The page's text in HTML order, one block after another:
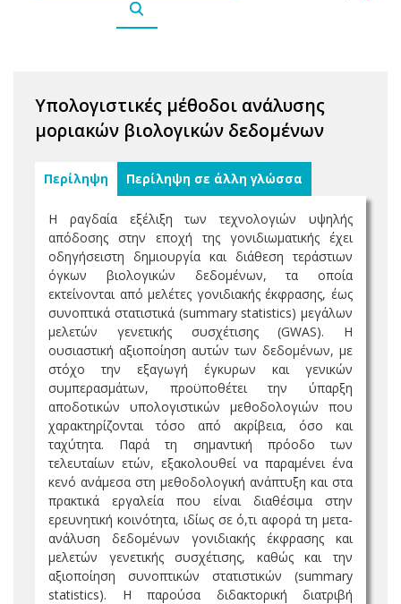
Υπολογιστικές μέθοδοι ανάλυσης
μοριακών βιολογικών δεδομένων
Περίληψη Περίληψη σε άλλη γλώσσα
Η ραγδαία εξέλιξη των τεχνολογιών υψηλής
απόδοσης στην εποχή της γονιδιωματικής έχει
οδηγήσειστη δημιουργία και διάθεση τεράστιων
όγκων βιολογικών δεδομένων, τα οποία
εκτείνονται από μελέτες γονιδιακής έκφρασης, έως
συνοπτικά στατιστικά (summary statistics) μεγάλων
μελετών γενετικής συσχέτισης (GWAS). Η
ουσιαστική αξιοποίηση αυτών των δεδομένων, με
στόχο την εξαγωγή έγκυρων και γενικών
συμπερασμάτων, προϋποθέτει την ύπαρξη
αποδοτικών υπολογιστικών μεθοδολογιών που
χαρακτηρίζονται τόσο από ακρίβεια, όσο και
ταχύτητα. Παρά τη σημαντική πρόοδο των
τελευταίων ετών, εξακολουθεί να παραμένει ένα
κενό ανάμεσα στη μεθοδολογική ανάπτυξη και στα
πρακτικά εργαλεία που είναι διαθέσιμα στην
ερευνητική κοινότητα, ιδίως σε ό,τι αφορά τη μετα-
ανάλυση δεδομένων γονιδιακής έκφρασης και
μελετών γενετικής συσχέτισης, καθώς και την
αξιοποίηση συνοπτικών στατιστικών (summary
statistics). H παρούσα διδακτορική διατριβή